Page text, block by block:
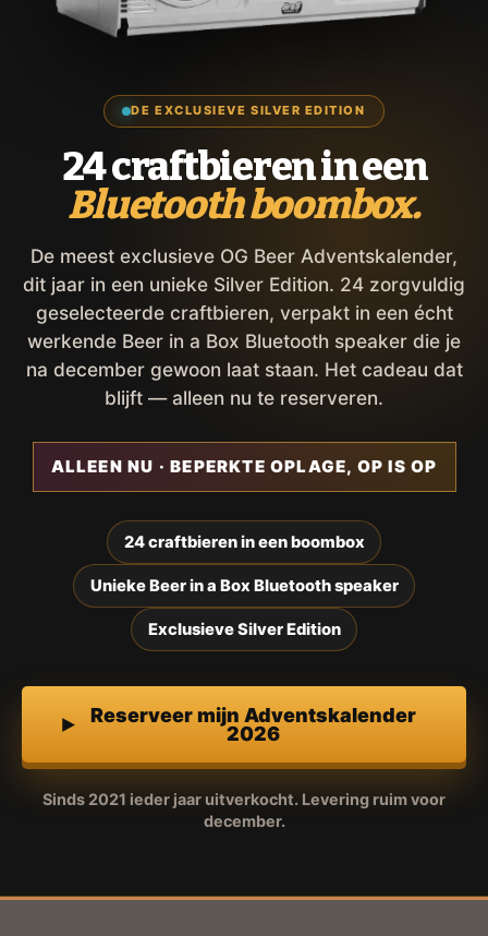
DE EXCLUSIEVE SILVER EDITION
24 craftbieren in een
Bluetooth boombox.
De meest exclusieve OG Beer Adventskalender,
dit jaar in een unieke Silver Edition. 24 zorgvuldig
geselecteerde craftbieren, verpakt in een écht
werkende Beer in a Box Bluetooth speaker die je
na december gewoon laat staan. Het cadeau dat
blijft — alleen nu te reserveren.
ALLEEN NU · BEPERKTE OPLAGE, OP IS OP
24 craftbieren in een boombox
Unieke Beer in a Box Bluetooth speaker
Exclusieve Silver Edition
Reserveer mijn Adventskalender
2026
Sinds 2021 ieder jaar uitverkocht. Levering ruim voor
december.